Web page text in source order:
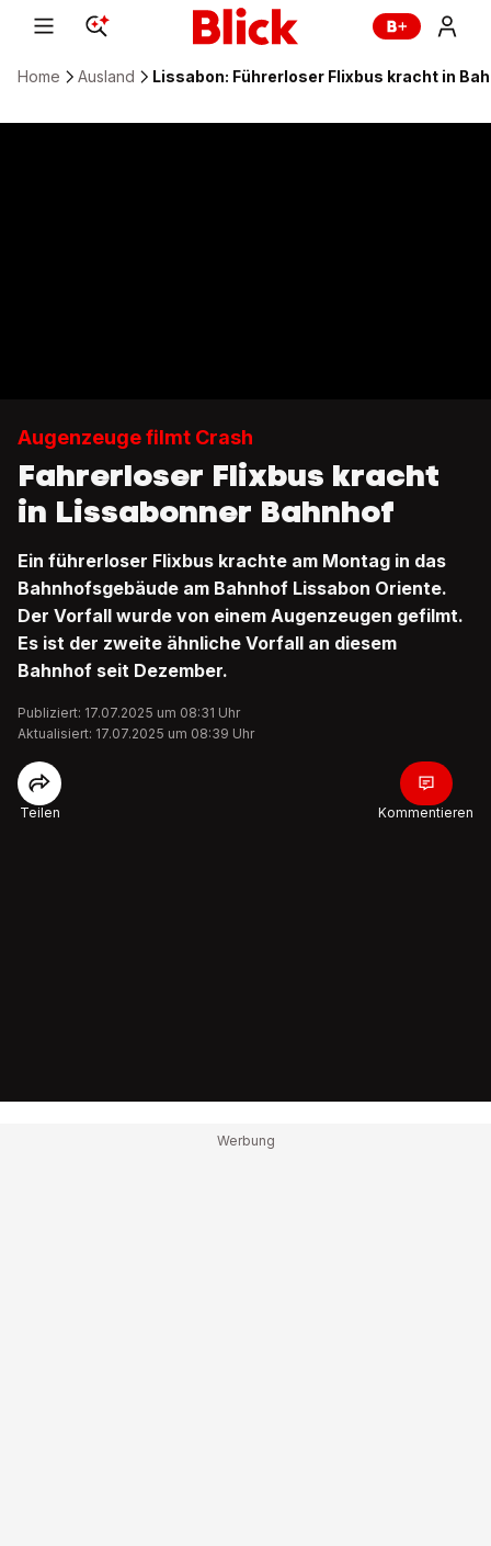
Home Ausland Lissabon: Führerloser Flixbus kracht in
Augenzeuge filmt Crash
Fahrerloser Flixbus kracht
in Lissabonner Bahnhof
Ein führerloser Flixbus krachte am Montag in das
Bahnhofsgebäude am Bahnhof Lissabon Oriente.
Der Vorfall wurde von einem Augenzeugen gefilmt.
Es ist der zweite ähnliche Vorfall an diesem
Bahnhof seit Dezember.
Publiziert: 17.07.2025 um 08:31 Uhr
Aktualisiert: 17.07.2025 um 08:39 Uhr
Teilen Kommentieren